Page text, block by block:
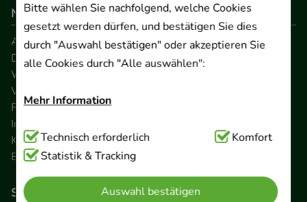
Bitte wählen Sie nachfolgend, welche Cookies
gesetzt werden dürfen, und bestätigen Sie dies
durch "Auswahl bestätigen" oder akzeptieren Sie
alle Cookies durch "Alle auswählen":
Mehr Information
Technisch Notwendig:Hierbei handelt es sich um
Cookies, die für die Grundfunktionen unserer
Website notwendig sind (z.B. Navigation,
Warenkorb, Kundenkonto), weshalb auf diese nicht
Technisch erforderlich
Komfort
Statistik & Tracking
Auswahl bestätigen
Navigation
AGB
Datenschutz
Widerrufsrecht
Versandkosten
FAQ
Impressum
Kontakt
Barrierefreiheitserklärung
So können Sie bezahlen